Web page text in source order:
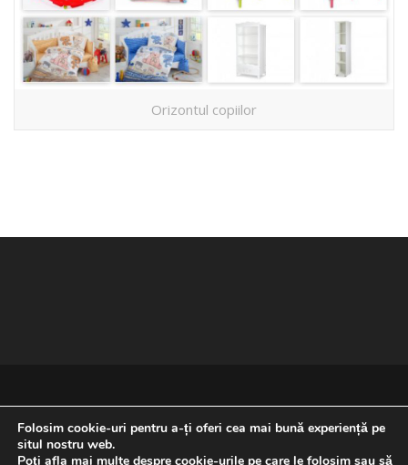
Orizontul copiilor
Folosim cookie-uri pentru a-ți oferi cea mai bună experiență pe
situl nostru web.
Poți afla mai multe despre cookie-urile pe care le folosim sau să